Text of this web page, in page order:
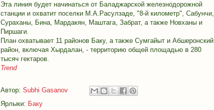
Эта линия будет начинаться от Баладжарской железнодорожной
станции и охватит поселки М.А.Расулзаде, "8-й километр", Сабунчи,
Сураханы, Бина, Мардакян, Маштага, Забрат, а также Новханы и
Пиршаги.
План охватывает 11 районов Баку, а также Сумгайыт и Абшеронский
район, включая Хырдалан, - территорию общей площадью в 280
тысяч гектаров.
Trend
Автор: Subhi Gasanov
Ярлыки: Баку